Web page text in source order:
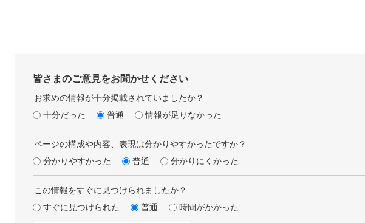
皆さまのご意見をお聞かせください
お求めの情報が十分掲載されていましたか？
十分だった
普通 情報が足りなかった
ページの構成や内容、表現は分かりやすかったですか？
分かりやすかった
普通 分かりにくかった
この情報をすぐに見つけられましたか？
すぐに見つけられた
普通 時間がかかった